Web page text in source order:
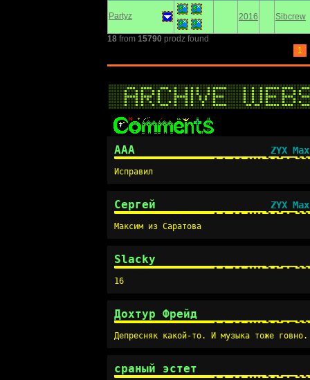
Partyz 2016 Sibcrew
18from 15790 prodz found
1
AAA ZYX
Исправил
Сергей ZYX
Максим из Саратова
Slacky
16
Дохтур Фрейд
Депресняк какой-то. И музыка тоже говно.
сраный эстет